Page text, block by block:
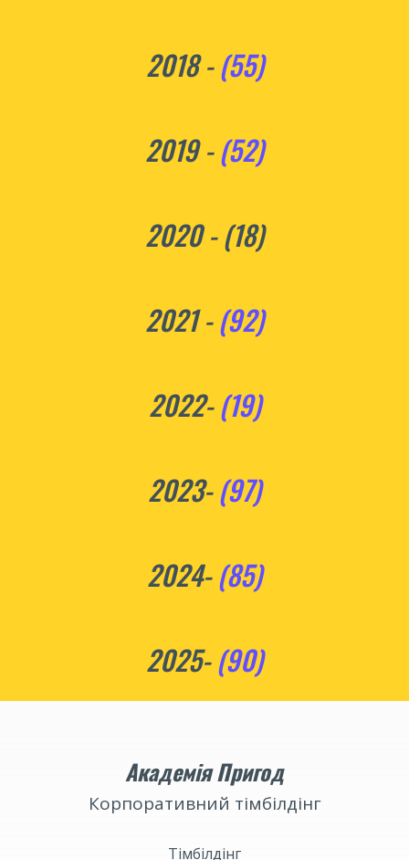
2018 -(55)
2019 -(52)
2020 - (18)
2021 -(92)
2022-(19)
2023-(97)
2024-(85)
2025-(90)
Академія Пригод
Корпоративний тімбілдінг
Тімбілдінг